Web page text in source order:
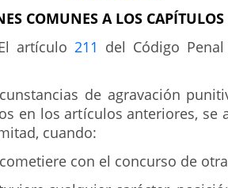
COMUNES A LOS
artículo 211 del Código
de agravación
en los artículos anteriores, se
cuando:
con el concurso de